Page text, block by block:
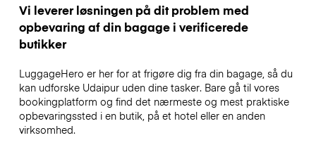
Vi leverer løsningen på dit problem med
opbevaring af din bagage i verificerede
butikker
LuggageHero er her for at frigøre dig fra din bagage, så du
kan udforske Udaipur uden dine tasker. Bare gå til vores
bookingplatform og find det nærmeste og mest praktiske
opbevaringssted i en butik, på et hotel eller en anden
virksomhed.